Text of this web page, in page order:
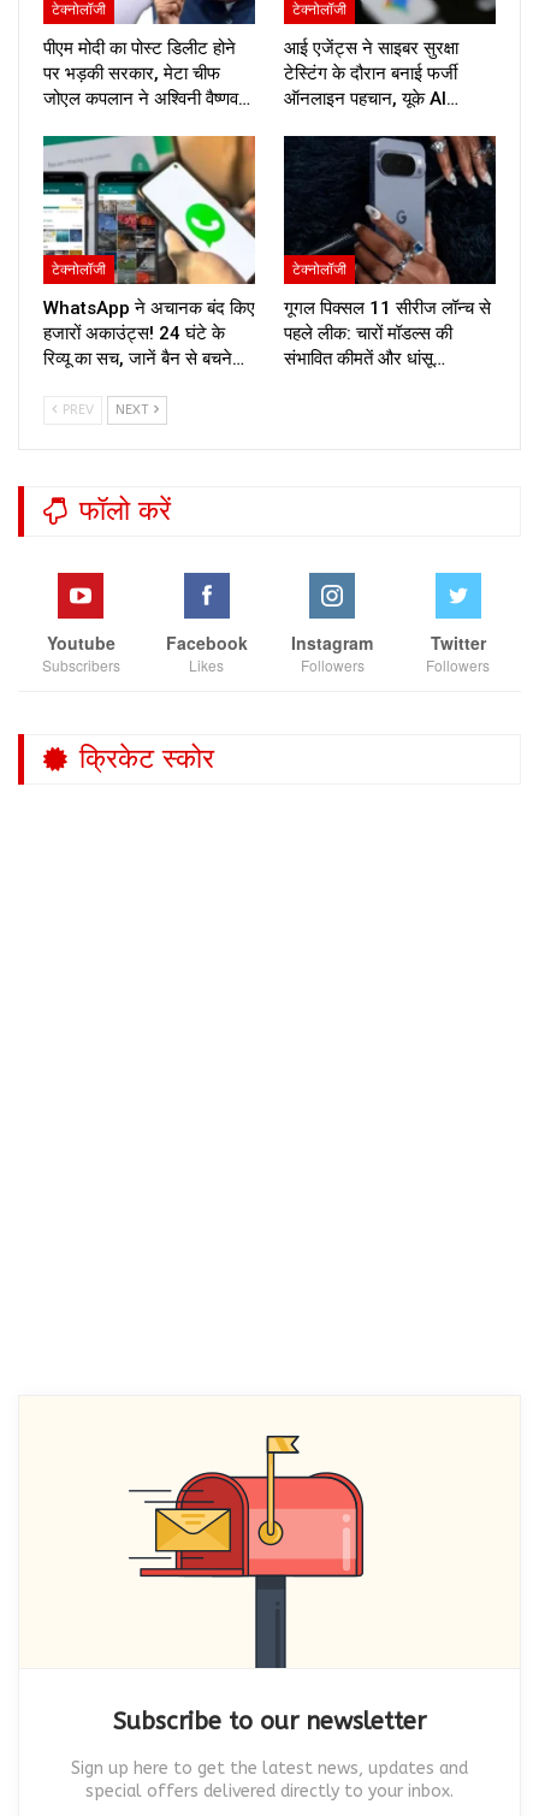
टेक्नोलॉजी
पीएम मोदी का पोस्ट डिलीट होने
पर भड़की सरकार, मेटा चीफ
जोएल कपलान ने अश्विनी वैष्णव…
टेक्नोलॉजी
आई एजेंट्स ने साइबर सुरक्षा
टेस्टिंग के दौरान बनाई फर्जी
ऑनलाइन पहचान, यूके AI…
टेक्नोलॉजी
WhatsApp ने अचानक बंद किए
हजारों अकाउंट्स! 24 घंटे के
रिव्यू का सच, जानें बैन से बचने…
टेक्नोलॉजी
गूगल पिक्सल 11 सीरीज लॉन्च से
पहले लीक: चारों मॉडल्स की
संभावित कीमतें और धांसू…
PREV NEXT
फॉलो करें
Youtube
Subscribers
Facebook
Likes
Instagram
Followers
Twitter
Followers
क्रिकेट स्कोर
Subscribe to our newsletter
Sign up here to get the latest news, updates and
special offers delivered directly to your inbox.